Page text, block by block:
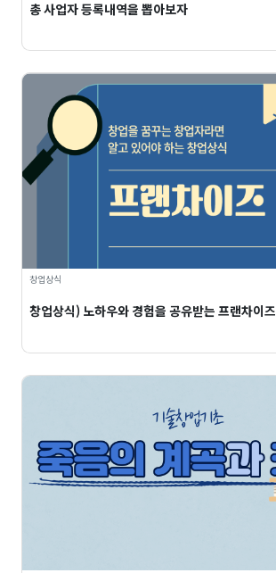
총 사업자 등록내역을 뽑아보자
창업상식
창업상식) 노하우와 경험을 공유받는 프랜차이즈